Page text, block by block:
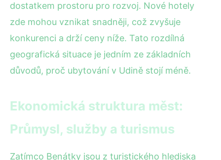
dostatkem prostoru pro rozvoj. Nové hotely
zde mohou vznikat snadněji, což zvyšuje
konkurenci a drží ceny níže. Tato rozdílná
geografická situace je jedním ze základních
důvodů, proč ubytování v Udině stojí méně.
Ekonomická struktura měst:
Průmysl, služby a turismus
Zatímco Benátky jsou z turistického hlediska